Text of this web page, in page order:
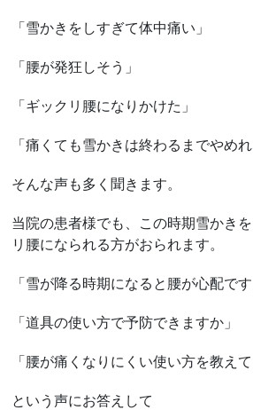
「雪かきをしすぎて体中痛い」
「腰が発狂しそう」
「ギックリ腰になりかけた」
「痛くても雪かきは終わるまでやめれ
そんな声も多く聞きます。
当院の患者様でも、この時期雪かき
リ腰になられる方がおられます。
「雪が降る時期になると腰が心配です
「道具の使い方で予防できますか」
「腰が痛くなりにくい使い方を教えて
という声にお答えして